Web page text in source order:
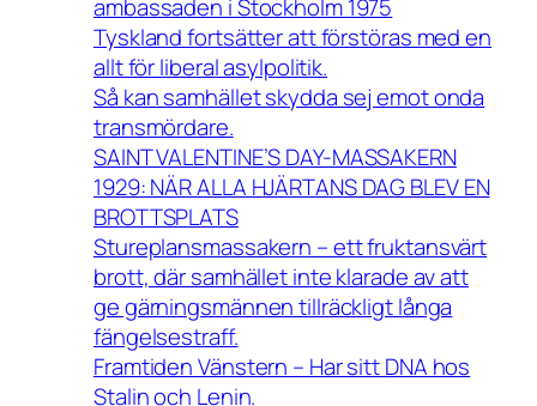
ambassaden i Stockholm 1975
Tyskland fortsätter att förstöras med en
allt för liberal asylpolitik.
Så kan samhället skydda sej emot onda
transmördare.
SAINT VALENTINE’S DAY-MASSAKERN
1929: NÄR ALLA HJÄRTANS DAG BLEV EN
BROTTSPLATS
Stureplansmassakern – ett fruktansvärt
brott, där samhället inte klarade av att
ge gärningsmännen tillräckligt långa
fängelsestraff.
Framtiden Vänstern – Har sitt DNA hos
Stalin och Lenin.